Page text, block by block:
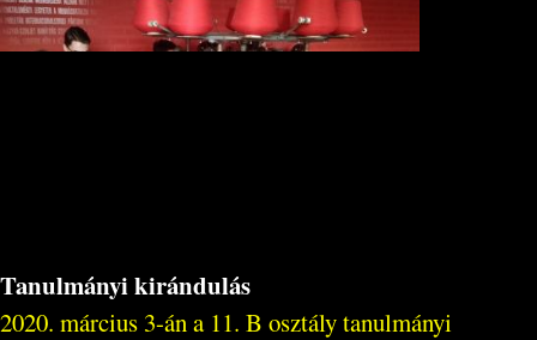
Tanulmányi kirándulás
2020. március 3-án a 11. B osztály tanulmányi